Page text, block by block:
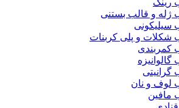
ژله و قالب بستنی
سیلیکونی
شکلات و پلی کربنات
کمربندی
گالوانیزه
گرانیتی
لوف و نان
مافین